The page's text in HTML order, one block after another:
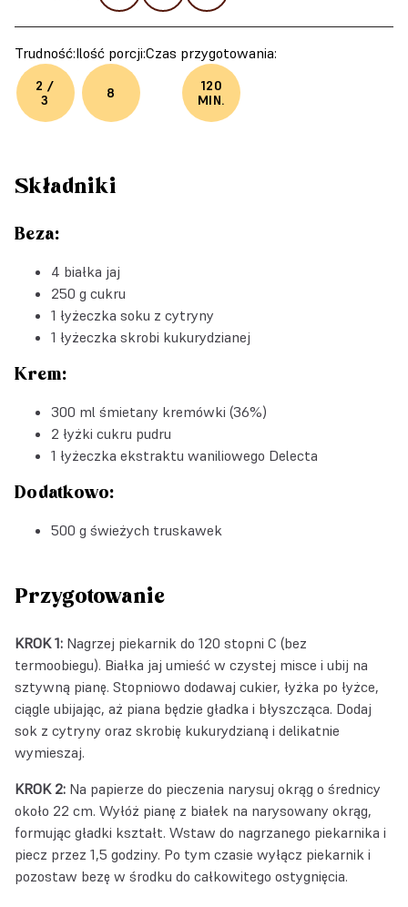
Trudność:
2 /
3
Ilość porcji:
8
Czas przygotowania:
120
MIN.
Składniki
Beza:
4 białka jaj
250 g cukru
1 łyżeczka soku z cytryny
1 łyżeczka skrobi kukurydzianej
Krem:
300 ml śmietany kremówki (36%)
2 łyżki cukru pudru
1 łyżeczka ekstraktu waniliowego Delecta
Dodatkowo:
500 g świeżych truskawek
Przygotowanie
KROK 1: Nagrzej piekarnik do 120 stopni C (bez
termoobiegu). Białka jaj umieść w czystej misce i ubij na
sztywną pianę. Stopniowo dodawaj cukier, łyżka po łyżce,
ciągle ubijając, aż piana będzie gładka i błyszcząca. Dodaj
sok z cytryny oraz skrobię kukurydzianą i delikatnie
wymieszaj.
KROK 2: Na papierze do pieczenia narysuj okrąg o średnicy
około 22 cm. Wyłóż pianę z białek na narysowany okrąg,
formując gładki kształt. Wstaw do nagrzanego piekarnika i
piecz przez 1,5 godziny. Po tym czasie wyłącz piekarnik i
pozostaw bezę w środku do całkowitego ostygnięcia.